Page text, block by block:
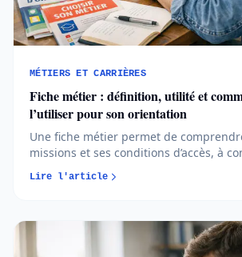
MÉTIERS ET CARRIÈRES
Fiche métier : définition, utilité et
l’utiliser pour son orientation
Une fiche métier permet de
missions et ses conditions d’accès, à
savoir l’analyser avec recul. En
les sources et à croiser les
Lire l'article